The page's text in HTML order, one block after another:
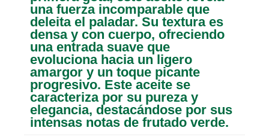
una fuerza incomparable que
deleita el paladar. Su textura es
densa y con cuerpo, ofreciendo
una entrada suave que
evoluciona hacia un ligero
amargor y un toque picante
progresivo. Este aceite se
caracteriza por su pureza y
elegancia, destacándose por sus
intensas notas de frutado verde.